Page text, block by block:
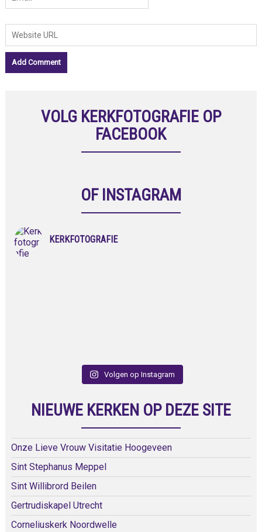
VOLG KERKFOTOGRAFIE OP
FACEBOOK
OF INSTAGRAM
KERKFOTOGRAFIE
Volgen op Instagram
NIEUWE KERKEN OP DEZE SITE
Onze Lieve Vrouw Visitatie Hoogeveen
Sint Stephanus Meppel
Sint Willibrord Beilen
Gertrudiskapel Utrecht
Corneliuskerk Noordwelle